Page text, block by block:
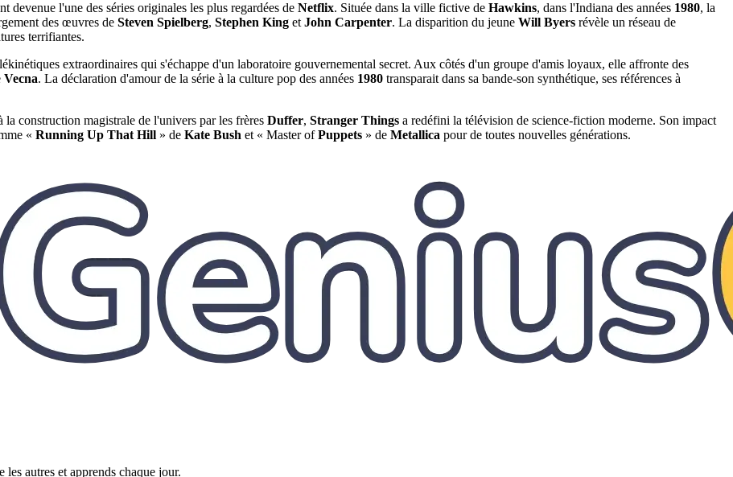
devenue l'une des séries originales les plus regardées de Netflix. Située dans la ville fictive de Hawkins, dans l'Indiana des années 1980, la
des œuvres de Steven Spielberg, Stephen King et John Carpenter. La disparition du jeune Will Byers révèle un réseau de
terrifiantes.
extraordinaires qui s'échappe d'un laboratoire gouvernemental secret. Aux côtés d'un groupe d'amis loyaux, elle affronte des
Vecna. La déclaration d'amour de la série à la culture pop des années 1980 transparait dans sa bande-son synthétique, ses références à
la construction magistrale de l'univers par les frères Duffer, Stranger Things a redéfini la télévision de science-fiction moderne. Son impact
« Running Up That Hill » de Kate Bush et « Master ofPuppets » de Metallica pour de toutes nouvelles générations.
autres et apprends chaque jour.